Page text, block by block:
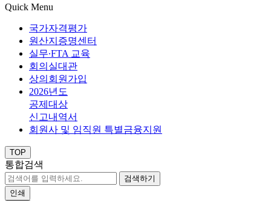
Quick Menu
국가자격평가
원산지증명센터
실무∙FTA 교육
회의실대관
상의회원가입
2026년도
공제대상
신고내역서
회원사 및 임직원 특별금융지원
TOP
통합검색
검색하기
인쇄